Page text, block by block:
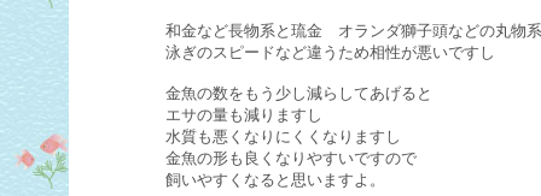
和金など長物系と琉金 オランダ獅子頭などの丸物
泳ぎのスピードなど違うため相性が悪いですし
金魚の数をもう少し減らしてあげると
エサの量も減りますし
水質も悪くなりにくくなりますし
金魚の形も良くなりやすいですので
飼いやすくなると思いますよ。